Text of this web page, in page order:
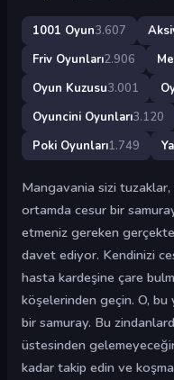
1001 Oyun3.607
Friv Oyunları2.906
Oyun Kuzusu3.001
Oyuncini Oyunları3.120
Poki Oyunları1.749
Mangavania sizi
ortamda cesur bir
etmeniz gereken
davet ediyor. Kendinizi
hasta kardeşine çare
köşelerinden geçin. O, bu
bir samuray. Bu
üstesinden
kadar takip edin ve